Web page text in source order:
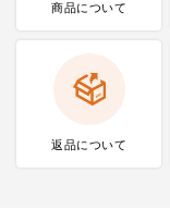
商品について
返品について